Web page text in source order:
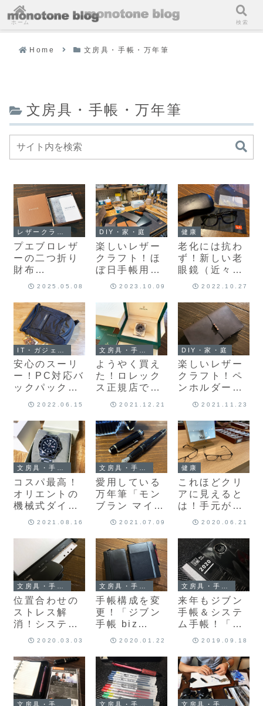
Home 文房具・手帳・万年筆
文房具・手帳・万年筆
プエブロレザ
ーの二つ折り
財布
「SEASAR
購入しまし
た！
2025.05.08
DIY・家・庭
楽しいレザー
クラフト！ほ
ぼ日手帳用の
オリジナル革
ました♪
2023.10.09
健康
老化には抗わ
ず！新しい老
眼鏡（近々両
用）を購入し
2022.10.27
安心のスーリ
ー！PC対応バ
ックパック
Backpack
24L」を購入♪
2022.06.15
ようやく買え
た！ロレック
ス正規店でサ
（Ref.12406
0）購入♪
2021.12.21
DIY・家・庭
楽しいレザー
クラフト！ペ
ンホルダー付
を作りました♪
2021.11.23
コスパ最高！
オリエントの
機械式ダイバ
ーズウォッチ
MAKO XL」
2021.08.16
文房具・手帳・万年筆
愛用している
万年筆「モン
ブラン マイス
ターシュテュ
を修理に出し
ました
2021.07.09
健康
これほどクリ
アに見えると
は！手元が
Retinaだ！
デビューしま
した♪
2020.06.21
位置合わせの
ストレス解
消！システム
手帳リフィル
ンチを買い替
えました♪
2020.03.03
手帳構成を変
更！「ジブン
手帳 biz
mini」から
カズンavec」
に替えました
2020.01.22
来年もジブン
手帳＆システ
ム手帳！「ジ
ブン手帳 Biz
購入しました♪
2019.09.18
ホーム 検索